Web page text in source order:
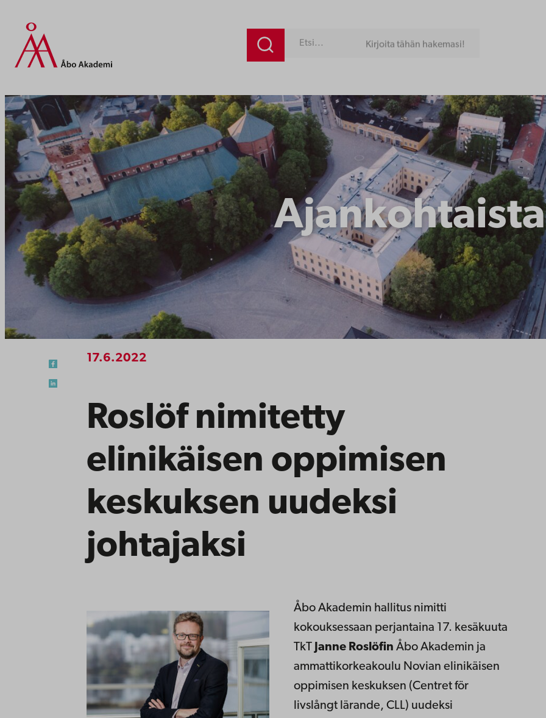
sisältöön
Kirjoita tähän hakemasi!
Ajankohtaista
17.6.2022
Roslöf nimitetty
elinikäisen oppimisen
keskuksen uudeksi
johtajaksi
Åbo Akademin hallitus nimitti
kokouksessaan perjantaina 17. kesäkuuta
TkT Janne Roslöfin Åbo Akademin ja
ammattikorkeakoulu Novian elinikäisen
oppimisen keskuksen (Centret för
livslångt lärande, CLL) uudeksi